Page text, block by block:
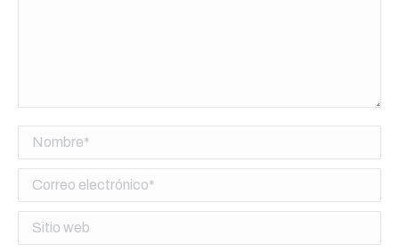
Nombre *
Correo electrónico *
Sitio web